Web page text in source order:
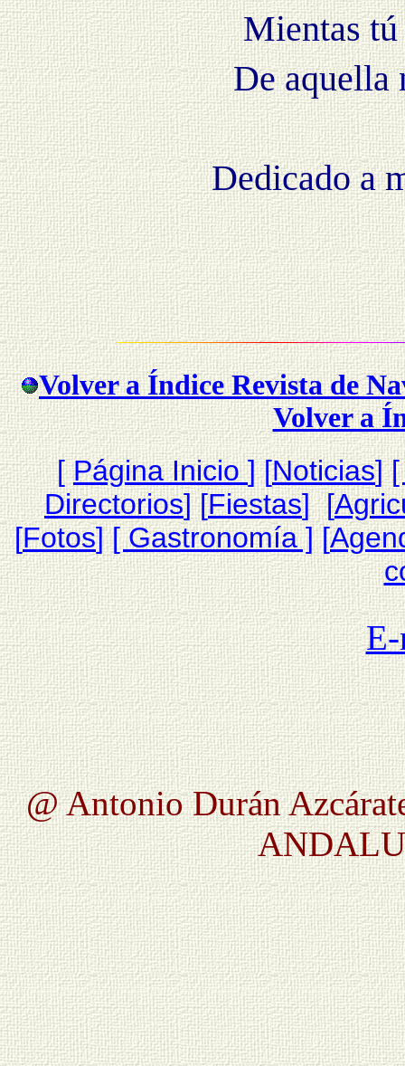
Mientas
De aquella
Dedicado a
Volver a Índice Revista de
Volver a
[Página Inicio ][Noticias]
Directorios] [Fiestas] [
[Fotos][ Gastronomía ][
@ Antonio Durán